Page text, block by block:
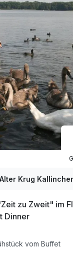
Krug
zu Zweit" im
Dinner
vom Buffet